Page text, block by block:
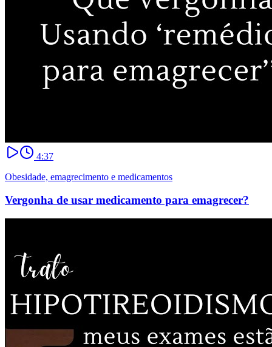
4:37
Obesidade, emagrecimento e medicamentos
Vergonha de usar medicamento para emagrecer?